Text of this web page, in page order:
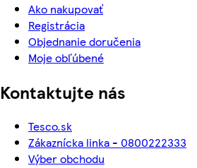
Ako nakupovať
Registrácia
Objednanie doručenia
Moje obľúbené
Kontaktujte nás
Tesco.sk
Zákaznícka linka - 0800222333
Výber obchodu